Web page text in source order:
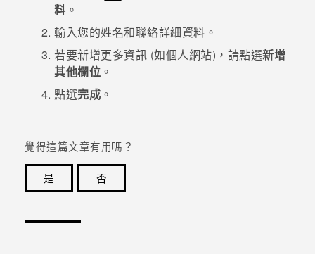
校園專案
企業採購
銷售通路
支援服務
VIVELAND
料 。
輸入您的姓名和聯絡詳細資料。
若要新增更多資訊 (如個人網站)，請點選新增
其他欄位 。
點選完成 。
覺得這篇文章有用嗎？
是
否